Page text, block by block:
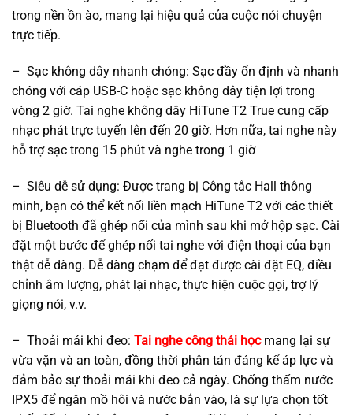
trong nền ồn ào, mang lại hiệu quả của cuộc nói chuyện
trực tiếp.
– Sạc không dây nhanh chóng: Sạc đầy ổn định và nhanh
chóng với cáp USB-C hoặc sạc không dây tiện lợi trong
vòng 2 giờ. Tai nghe không dây HiTune T2 True cung cấp
nhạc phát trực tuyến lên đến 20 giờ. Hơn nữa, tai nghe này
hỗ trợ sạc trong 15 phút và nghe trong 1 giờ
– Siêu dễ sử dụng: Được trang bị Công tắc Hall thông
minh, bạn có thể kết nối liền mạch HiTune T2 với các thiết
bị Bluetooth đã ghép nối của mình sau khi mở hộp sạc. Cài
đặt một bước để ghép nối tai nghe với điện thoại của bạn
thật dễ dàng. Dễ dàng chạm để đạt được cài đặt EQ, điều
chỉnh âm lượng, phát lại nhạc, thực hiện cuộc gọi, trợ lý
giọng nói, v.v.
– Thoải mái khi đeo: Tai nghe công thái họcmang lại sự
vừa vặn và an toàn, đồng thời phân tán đáng kể áp lực và
đảm bảo sự thoải mái khi đeo cả ngày. Chống thấm nước
IPX5 để ngăn mồ hôi và nước bắn vào, là sự lựa chọn tốt